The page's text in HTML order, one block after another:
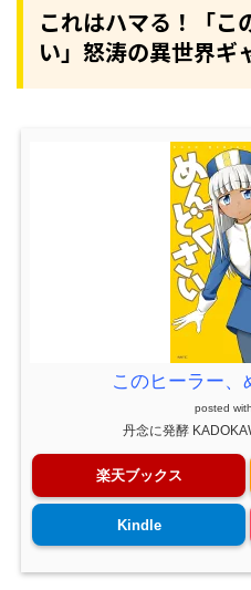
これはハマる！「こ
い」怒涛の異世界ギ
このヒーラー
posted with
丹念に発酵
楽天ブックス
Kindle